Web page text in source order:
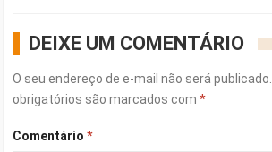
DEIXE UM COMENTÁRIO
O seu endereço de e-mail não será publicado.
obrigatórios são marcados com*
Comentário*